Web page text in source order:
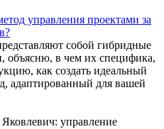
управления проектами за
собой гибридные
объясню, в чем их специфика,
как создать идеальный
адаптированный для вашей
управление